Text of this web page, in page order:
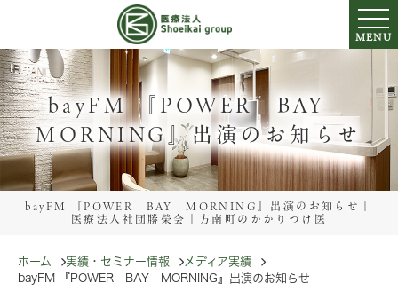
MENU
bayFM 『POWER BAY
MORNING』出演のお知らせ
bayFM 『POWER BAY MORNING』出演のお知らせ｜
医療法人社団勝榮会｜方南町のかかりつけ医
ホーム 実績・セミナー情報
メディア実績
bayFM 『POWER BAY MORNING』出演のお知らせ